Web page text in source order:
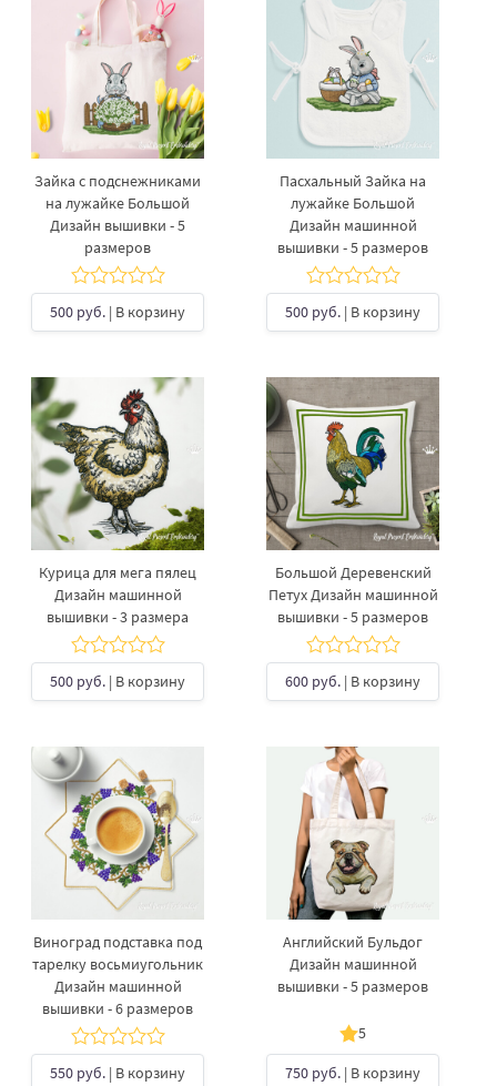
Зайка с подснежниками
на лужайке Большой
Дизайн вышивки - 5
размеров
500 руб. | В корзину
Пасхальный Зайка на
лужайке Большой
Дизайн машинной
вышивки - 5 размеров
500 руб. | В корзину
Курица для мега пялец
Дизайн машинной
вышивки - 3 размера
500 руб. | В корзину
Большой Деревенский
Петух Дизайн машинной
вышивки - 5 размеров
600 руб. | В корзину
Виноград подставка под
тарелку восьмиугольник
Дизайн машинной
вышивки - 6 размеров
550 руб. | В корзину
Английский Бульдог
Дизайн машинной
вышивки - 5 размеров
5
750 руб. | В корзину